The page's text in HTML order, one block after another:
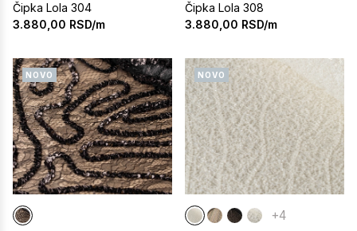
Čipka Lola 304
3.880,00 RSD/m
Čipka Lola 308
3.880,00 RSD/m
NOVO NOVO
+4